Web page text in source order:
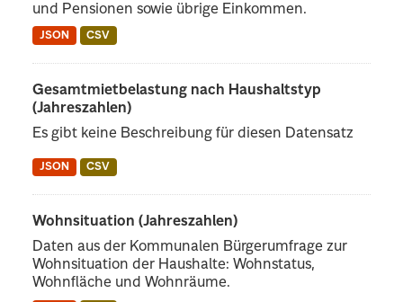
und Pensionen sowie übrige Einkommen.
JSON CSV
Gesamtmietbelastung nach Haushaltstyp
(Jahreszahlen)
Es gibt keine Beschreibung für diesen Datensatz
JSON CSV
Wohnsituation (Jahreszahlen)
Daten aus der Kommunalen Bürgerumfrage zur
Wohnsituation der Haushalte: Wohnstatus,
Wohnfläche und Wohnräume.